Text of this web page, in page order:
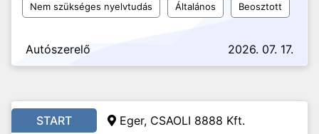
Nem szükséges nyelvtudás Általános Beosztott
Autószerelő 2026. 07. 17.
START Eger, CSAOLI 8888 Kft.